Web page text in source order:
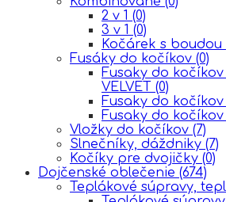
2 v 1 (0)
3 v 1 (0)
Kočárek s boudou
Fusáky do kočíkov (0)
Fusaky do kočíkov
VELVET (0)
Fusaky do kočíkov
Fusaky do kočíkov
Vložky do kočíkov (7)
Slnečníky, dáždniky (7)
Kočíky pre dvojičky (0)
Dojčenské oblečenie (674)
Teplákové súpravy,